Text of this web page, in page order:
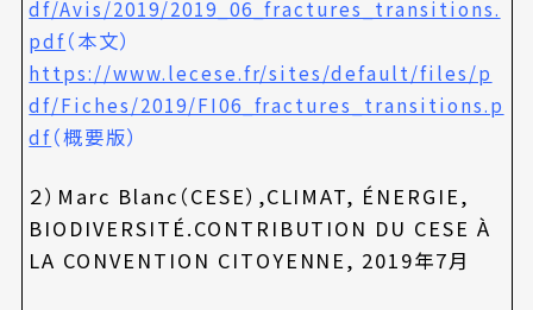
df/Avis/2019/2019_06_fractures_transitions.
pdf（本文）
https://www.lecese.fr/sites/default/files/p
df/Fiches/2019/FI06_fractures_transitions.p
df（概要版）
２）Marc Blanc（CESE）,CLIMAT, ÉNERGIE,
BIODIVERSITÉ.CONTRIBUTION DU CESE À
LA CONVENTION CITOYENNE, 2019年7月